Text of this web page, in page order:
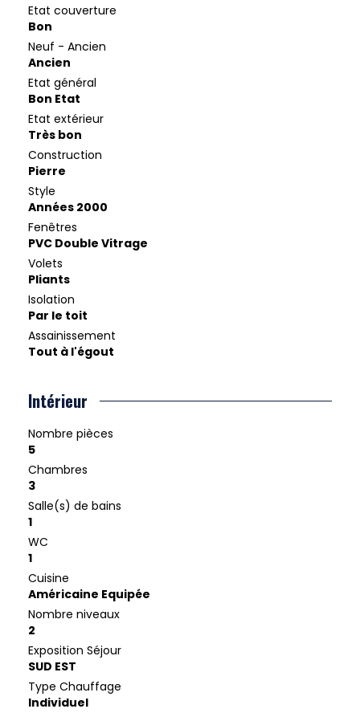
Etat couverture
Bon
Neuf - Ancien
Ancien
Etat général
Bon Etat
Etat extérieur
Très bon
Construction
Pierre
Style
Années 2000
Fenêtres
PVC Double Vitrage
Volets
Pliants
Isolation
Par le toit
Assainissement
Tout à l'égout
Intérieur
Nombre pièces
5
Chambres
3
Salle(s) de bains
1
WC
1
Cuisine
Américaine Equipée
Nombre niveaux
2
Exposition Séjour
SUD EST
Type Chauffage
Individuel